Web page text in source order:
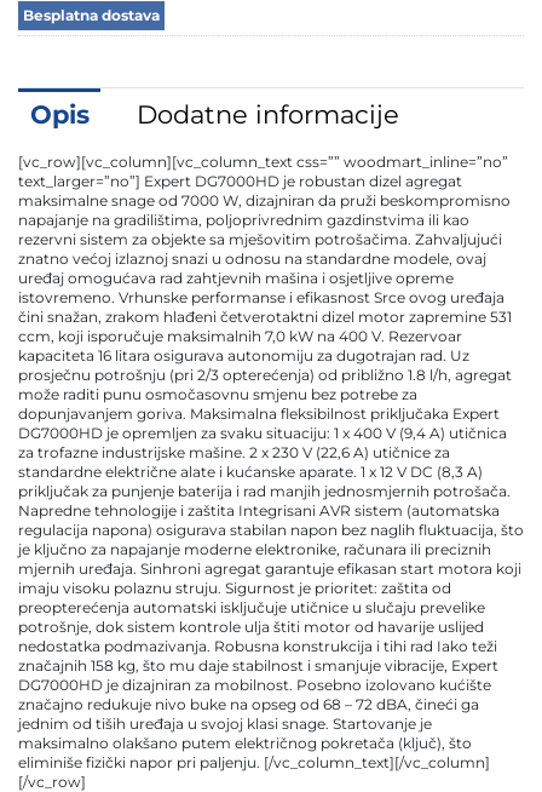
Besplatna dostava
Opis Dodatne informacije
[vc_row][vc_column][vc_column_text css=”” woodmart_inline=”no”
text_larger=”no”] Expert DG7000HD je robustan dizel agregat
maksimalne snage od 7000 W, dizajniran da pruži beskompromisno
napajanje na gradilištima, poljoprivrednim gazdinstvima ili kao
rezervni sistem za objekte sa mješovitim potrošačima. Zahvaljujući
znatno većoj izlaznoj snazi u odnosu na standardne modele, ovaj
uređaj omogućava rad zahtjevnih mašina i osjetljive opreme
istovremeno. Vrhunske performanse i efikasnost Srce ovog uređaja
čini snažan, zrakom hlađeni četverotaktni dizel motor zapremine 531
ccm, koji isporučuje maksimalnih 7,0 kW na 400 V. Rezervoar
kapaciteta 16 litara osigurava autonomiju za dugotrajan rad. Uz
prosječnu potrošnju (pri 2/3 opterećenja) od približno 1.8 l/h, agregat
može raditi punu osmočasovnu smjenu bez potrebe za
dopunjavanjem goriva. Maksimalna fleksibilnost priključaka Expert
DG7000HD je opremljen za svaku situaciju: 1 x 400 V (9,4 A) utičnica
za trofazne industrijske mašine. 2 x 230 V (22,6 A) utičnice za
standardne električne alate i kućanske aparate. 1 x 12 V DC (8,3 A)
priključak za punjenje baterija i rad manjih jednosmjernih potrošača.
Napredne tehnologije i zaštita Integrisani AVR sistem (automatska
regulacija napona) osigurava stabilan napon bez naglih fluktuacija, što
je ključno za napajanje moderne elektronike, računara ili preciznih
mjernih uređaja. Sinhroni agregat garantuje efikasan start motora koji
imaju visoku polaznu struju. Sigurnost je prioritet: zaštita od
preopterećenja automatski isključuje utičnice u slučaju prevelike
potrošnje, dok sistem kontrole ulja štiti motor od havarije uslijed
nedostatka podmazivanja. Robusna konstrukcija i tihi rad Iako teži
značajnih 158 kg, što mu daje stabilnost i smanjuje vibracije, Expert
DG7000HD je dizajniran za mobilnost. Posebno izolovano kućište
značajno redukuje nivo buke na opseg od 68 – 72 dBA, čineći ga
jednim od tiših uređaja u svojoj klasi snage. Startovanje je
maksimalno olakšano putem električnog pokretača (ključ), što
eliminiše fizički napor pri paljenju. [/vc_column_text][/vc_column]
[/vc_row]